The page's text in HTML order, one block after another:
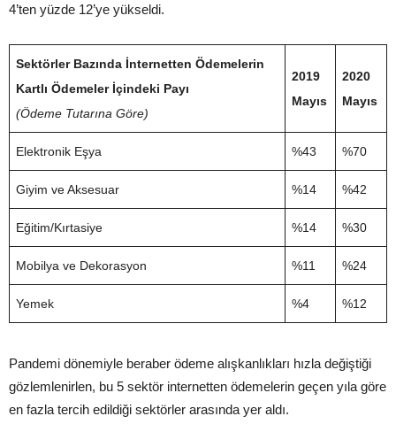
4’ten yüzde 12’ye yükseldi.
Sektörler Bazında İnternetten Ödemelerin
Kartlı Ödemeler İçindeki Payı
(Ödeme Tutarına Göre)
2019
Mayıs
2020
Mayıs
Elektronik Eşya %43 %70
Giyim ve Aksesuar %14 %42
Eğitim/Kırtasiye %14 %30
Mobilya ve Dekorasyon %11 %24
Yemek %4 %12
Pandemi dönemiyle beraber ödeme alışkanlıkları hızla değiştiği
gözlemlenirlen, bu 5 sektör internetten ödemelerin geçen yıla göre
en fazla tercih edildiği sektörler arasında yer aldı.